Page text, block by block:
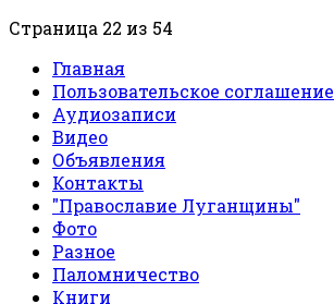
Страница 22 из 54
Главная
Пользовательское соглашение
Аудиозаписи
Видео
Объявления
Контакты
"Православие Луганщины"
Фото
Разное
Паломничество
Книги